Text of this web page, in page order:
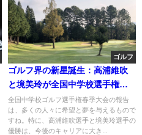
ゴルフ
ゴルフ界の新星誕生：高浦維吹
と境美玲が全国中学校選手権で
初戴冠
全国中学校ゴルフ選手権春季大会の報告
は、多くの人々に希望と夢を与えるもので
すね。特に、高浦維吹選手と境美玲選手の
優勝は、今後のキャリアに大き...